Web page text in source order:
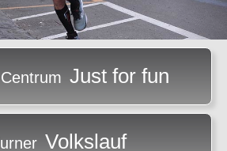
Just for fun
Volkslauf